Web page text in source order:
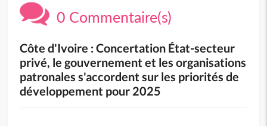
0 Commentaire(s)
Côte d'Ivoire : Concertation État-secteur
privé, le gouvernement et les organisations
patronales s'accordent sur les priorités de
développement pour 2025